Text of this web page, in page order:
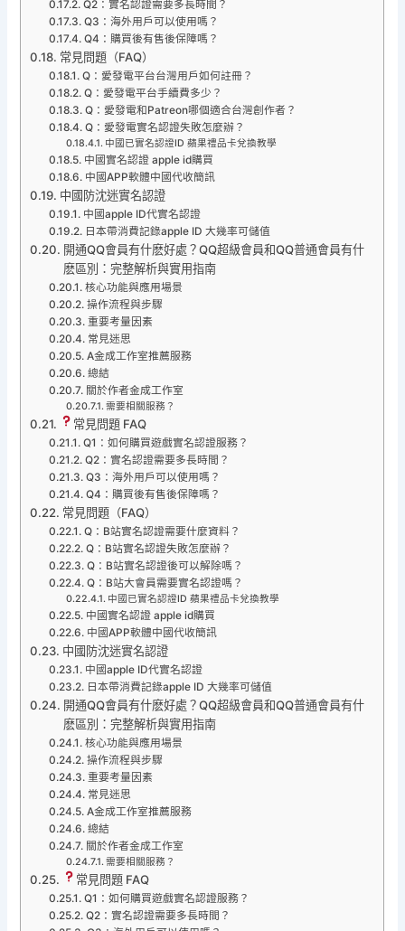
Q2：實名認證需要多長時間？
Q3：海外用戶可以使用嗎？
Q4：購買後有售後保障嗎？
常見問題（FAQ）
Q：愛發電平台台灣用戶如何註冊？
Q：愛發電平台手續費多少？
Q：愛發電和Patreon哪個適合台灣創作者？
Q：愛發電實名認證失敗怎麼辦？
中國已實名認證ID 蘋果禮品卡兌換教學
中國實名認證 apple id購買
中國APP軟體中國代收簡訊
中國防沈迷實名認證
中國apple ID代實名認證
日本帶消費記錄apple ID 大幾率可儲值
開通QQ會員有什麽好處？QQ超級會員和QQ普通會員有什
麽區別：完整解析與實用指南
核心功能與應用場景
操作流程與步驟
重要考量因素
常見迷思
A金成工作室推薦服務
總結
關於作者金成工作室
需要相關服務？
常見問題 FAQ
Q1：如何購買遊戲實名認證服務？
Q2：實名認證需要多長時間？
Q3：海外用戶可以使用嗎？
Q4：購買後有售後保障嗎？
常見問題（FAQ）
Q：B站實名認證需要什麼資料？
Q：B站實名認證失敗怎麼辦？
Q：B站實名認證後可以解除嗎？
Q：B站大會員需要實名認證嗎？
中國已實名認證ID 蘋果禮品卡兌換教學
中國實名認證 apple id購買
中國APP軟體中國代收簡訊
中國防沈迷實名認證
中國apple ID代實名認證
日本帶消費記錄apple ID 大幾率可儲值
開通QQ會員有什麽好處？QQ超級會員和QQ普通會員有什
麽區別：完整解析與實用指南
核心功能與應用場景
操作流程與步驟
重要考量因素
常見迷思
A金成工作室推薦服務
總結
關於作者金成工作室
需要相關服務？
常見問題 FAQ
Q1：如何購買遊戲實名認證服務？
Q2：實名認證需要多長時間？